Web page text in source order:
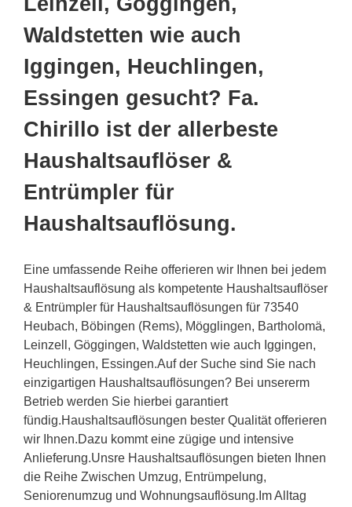
Waldstetten wie auch
Iggingen, Heuchlingen,
Essingen gesucht? Fa.
Chirillo ist der allerbeste
Haushaltsauflöser &
Entrümpler für
Haushaltsauflösung.
Eine umfassende Reihe offerieren wir Ihnen bei jedem
Haushaltsauflösung als kompetente Haushaltsauflöser
& Entrümpler für Haushaltsauflösungen für 73540
Heubach, Böbingen (Rems), Mögglingen, Bartholomä,
Leinzell, Göggingen, Waldstetten wie auch Iggingen,
Heuchlingen, Essingen.Auf der Suche sind Sie nach
einzigartigen Haushaltsauflösungen? Bei unsererm
Betrieb werden Sie hierbei garantiert
fündig.Haushaltsauflösungen bester Qualität offerieren
wir Ihnen.Dazu kommt eine zügige und intensive
Anlieferung.Unsre Haushaltsauflösungen bieten Ihnen
die Reihe Zwischen Umzug, Entrümpelung,
Seniorenumzug und Wohnungsauflösung.Im Alltag